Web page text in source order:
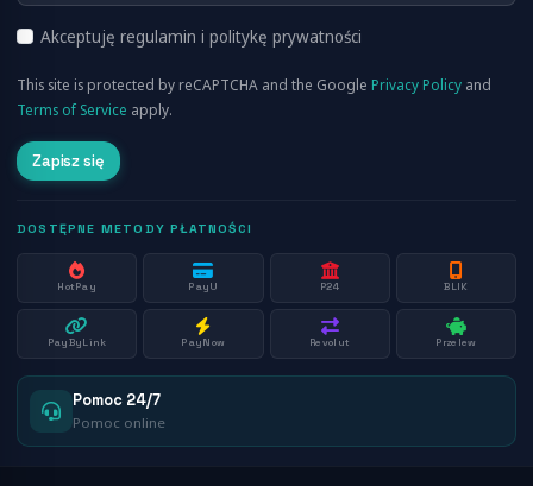
Aplikacja Mobilna
Akceptuję regulamin i politykę prywatności
This site is protected by reCAPTCHA and the Google Privacy Policy and
Terms of Service apply.
Zapisz się
DOSTĘPNE METODY PŁATNOŚCI
HotPay PayU P24 BLIK
PayByLink PayNow Revolut Przelew
Pomoc 24/7
Pomoc online